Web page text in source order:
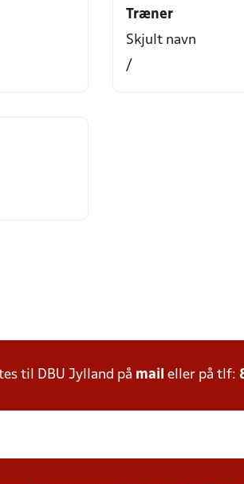
Træner
Skjult navn
/
til DBU Jylland på mail eller på tlf: